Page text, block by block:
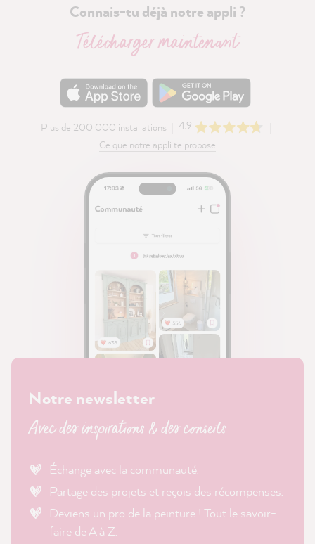
Connais-tu déjà notre appli ?
Télécharger maintenant
Plus de 200 000 installations
4.9
Ce que notre appli te propose
Notre newsletter
Avec des inspirations & des conseils
Échange avec la communauté.
Partage des projets et reçois des récompenses.
Deviens un pro de la peinture ! Tout le savoir-
faire de A à Z.